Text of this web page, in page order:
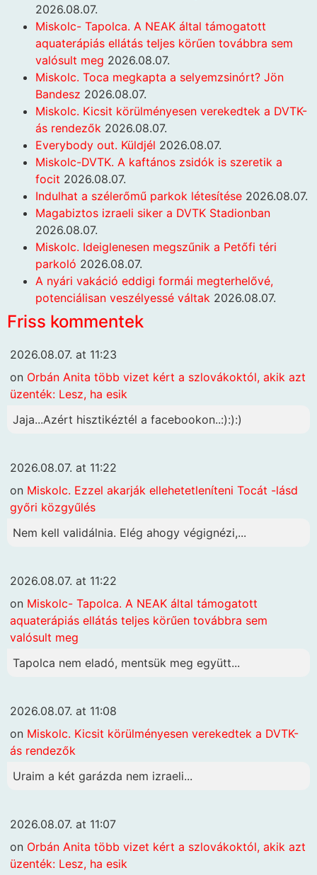
2026.08.07.
Miskolc- Tapolca. A NEAK által támogatott
aquaterápiás ellátás teljes körűen továbbra sem
valósult meg 2026.08.07.
Miskolc. Toca megkapta a selyemzsinórt? Jön
Bandesz 2026.08.07.
Miskolc. Kicsit körülményesen verekedtek a DVTK-
ás rendezők 2026.08.07.
Everybody out. Küldjél 2026.08.07.
Miskolc-DVTK. A kaftános zsidók is szeretik a
focit 2026.08.07.
Indulhat a szélerőmű parkok létesítése 2026.08.07.
Magabiztos izraeli siker a DVTK Stadionban
2026.08.07.
Miskolc. Ideiglenesen megszűnik a Petőfi téri
parkoló 2026.08.07.
A nyári vakáció eddigi formái megterhelővé,
potenciálisan veszélyessé váltak 2026.08.07.
Friss kommentek
2026.08.07. at 11:23
on Orbán Anita több vizet kért a szlovákoktól, akik azt
üzenték: Lesz, ha esik
Jaja...Azért hisztikéztél a facebookon..:):):)
2026.08.07. at 11:22
on Miskolc. Ezzel akarják ellehetetleníteni Tocát -lásd
győri közgyűlés
Nem kell validálnia. Elég ahogy végignézi,...
2026.08.07. at 11:22
on Miskolc- Tapolca. A NEAK által támogatott
aquaterápiás ellátás teljes körűen továbbra sem
valósult meg
Tapolca nem eladó, mentsük meg együtt...
2026.08.07. at 11:08
on Miskolc. Kicsit körülményesen verekedtek a DVTK-
ás rendezők
Uraim a két garázda nem izraeli...
2026.08.07. at 11:07
on Orbán Anita több vizet kért a szlovákoktól, akik azt
üzenték: Lesz, ha esik